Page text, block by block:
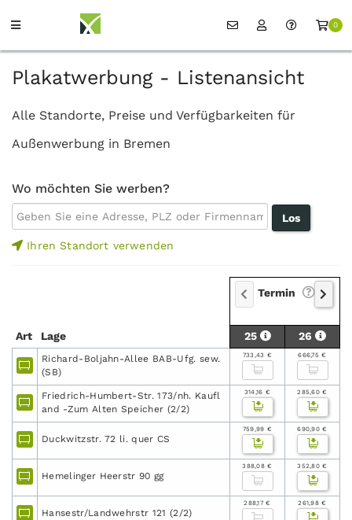
0
Plakatwerbung - Listenansicht
Alle Standorte, Preise und Verfügbarkeiten für
Außenwerbung in Bremen
Wo möchten Sie werben?
Ihren Standort verwenden
Art Lage
Termin
25 26
Richard-Boljahn-Allee BAB-Ufg. sew.
(SB)
733,43 € 666,75 €
Friedrich-Humbert-Str. 173/nh. Kaufl
and -Zum Alten Speicher (2/2)
314,16 € 285,60 €
Duckwitzstr. 72 li. quer CS
759,99 € 690,90 €
Hemelinger Heerstr 90 gg
388,08 € 352,80 €
Hansestr/Landwehrstr 121 (2/2)
288,17 € 261,98 €